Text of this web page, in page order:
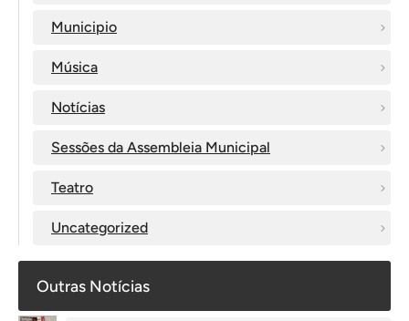
Municipio
Música
Notícias
Sessões da Assembleia Municipal
Teatro
Uncategorized
Outras Notícias